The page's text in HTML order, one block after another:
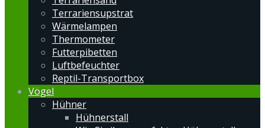
Terrariensupstrat
Wärmelampen
Thermometer
Futterpibetten
Luftbefeuchter
Reptil-Transportbox
Vögel
Hühner
Hühnerstall